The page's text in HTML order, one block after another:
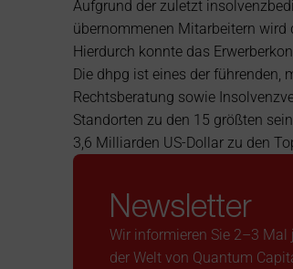
Aufgrund der zuletzt
übernommenen Mitarbeitern
Hierdurch konnte das
Die dhpg ist eines der führenden,
Rechtsberatung sowie
Standorten zu den 15 größten
3,6 Milliarden US-Dollar zu den
Newsletter
Wir informieren Sie 2–3
der Welt von Quantum